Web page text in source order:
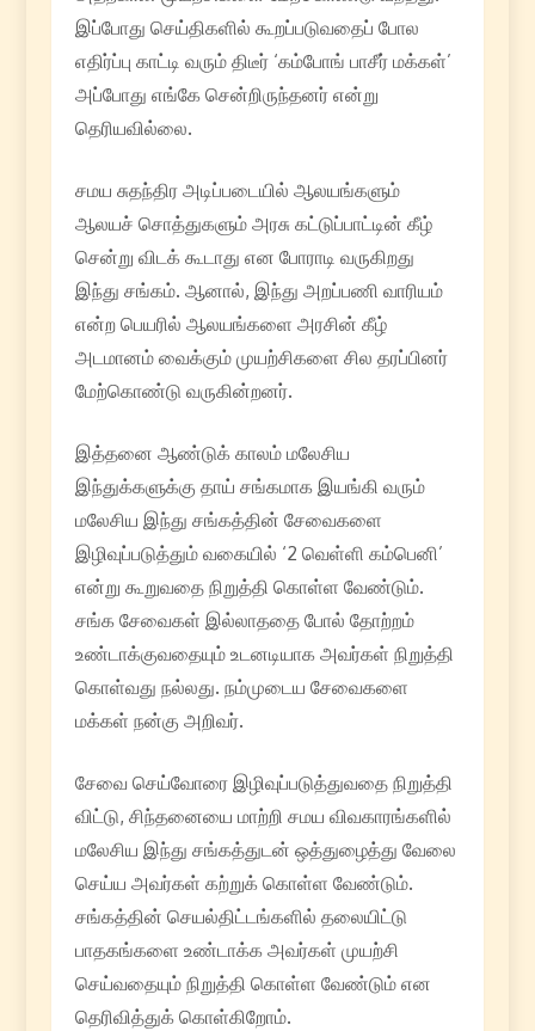
இப்போது செய்திகளில் கூறப்படுவதைப் போல
எதிர்ப்பு காட்டி வரும் திடீர் ‘கம்போங் பாசீர் மக்கள்’
அப்போது எங்கே சென்றிருந்தனர் என்று
தெரியவில்லை.
சமய சுதந்திர அடிப்படையில் ஆலயங்களும்
ஆலயச் சொத்துகளும் அரசு கட்டுப்பாட்டின் கீழ்
சென்று விடக் கூடாது என போராடி வருகிறது
இந்து சங்கம். ஆனால், இந்து அறப்பணி வாரியம்
என்ற பெயரில் ஆலயங்களை அரசின் கீழ்
அடமானம் வைக்கும் முயற்சிகளை சில தரப்பினர்
மேற்கொண்டு வருகின்றனர்.
இத்தனை ஆண்டுக் காலம் மலேசிய
இந்துக்களுக்கு தாய் சங்கமாக இயங்கி வரும்
மலேசிய இந்து சங்கத்தின் சேவைகளை
இழிவுப்படுத்தும் வகையில் ‘2 வெள்ளி கம்பெனி’
என்று கூறுவதை நிறுத்தி கொள்ள வேண்டும்.
சங்க சேவைகள் இல்லாததை போல் தோற்றம்
உண்டாக்குவதையும் உடனடியாக அவர்கள் நிறுத்தி
கொள்வது நல்லது. நம்முடைய சேவைகளை
மக்கள் நன்கு அறிவர்.
சேவை செய்வோரை இழிவுப்படுத்துவதை நிறுத்தி
விட்டு, சிந்தனையை மாற்றி சமய விவகாரங்களில்
மலேசிய இந்து சங்கத்துடன் ஒத்துழைத்து வேலை
செய்ய அவர்கள் கற்றுக் கொள்ள வேண்டும்.
சங்கத்தின் செயல்திட்டங்களில் தலையிட்டு
பாதகங்களை உண்டாக்க அவர்கள் முயற்சி
செய்வதையும் நிறுத்தி கொள்ள வேண்டும் என
தெரிவித்துக் கொள்கிறோம்.